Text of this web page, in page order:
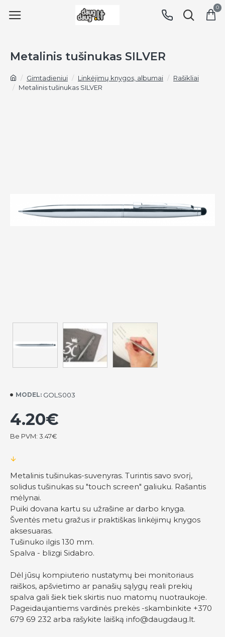
0
Gimtadieniui Linkėjimų knygos, albumai
Rašikliai
Metalinis tušinukas SILVER
Metalinis tušinukas SILVER
MODEL: GOLS003
4.20€
Be PVM: 3.47€
Metalinis tušinukas-suvenyras. Turintis savo svorį,
solidus tušinukas su "touch screen" galiuku. Rašantis
mėlynai.
Puiki dovana kartu su užrašine ar darbo knyga.
Šventės metu gražus ir praktiškas linkėjimų knygos
aksesuaras.
Tušinuko ilgis 130 mm.
Spalva - blizgi Sidabro.
Dėl jūsų kompiuterio nustatymų bei monitoriaus
raiškos, apšvietimo ar panašių sąlygų reali prekių
spalva gali šiek tiek skirtis nuo matomų nuotraukoje.
Pageidaujantiems vardinės prekės -skambinkite +370
679 69 232 arba rašykite laišką info@daugdaug.lt.